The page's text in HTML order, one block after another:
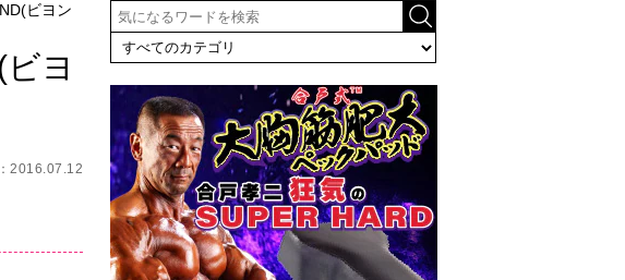
ビヨン
ヨ
2016.07.12